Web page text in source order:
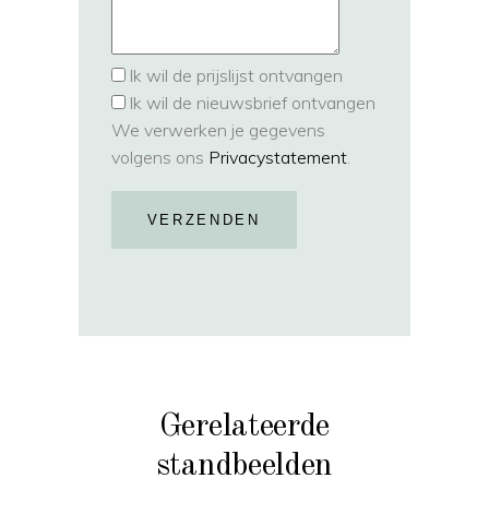
Ik wil de prijslijst ontvangen
Ik wil de nieuwsbrief ontvangen
We verwerken je gegevens
volgens ons Privacystatement.
VERZENDEN
Gerelateerde
standbeelden